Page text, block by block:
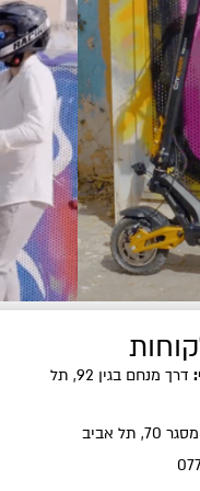
דרך מנחם בגין 92, תל
70, תל אביב